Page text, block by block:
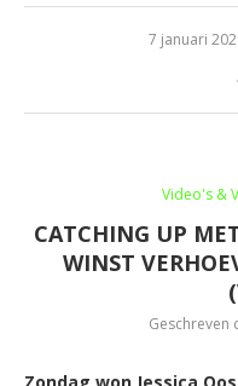
7 januari
Video's &
CATCHING UP
WINST
Geschreven
Zondag won Jessica